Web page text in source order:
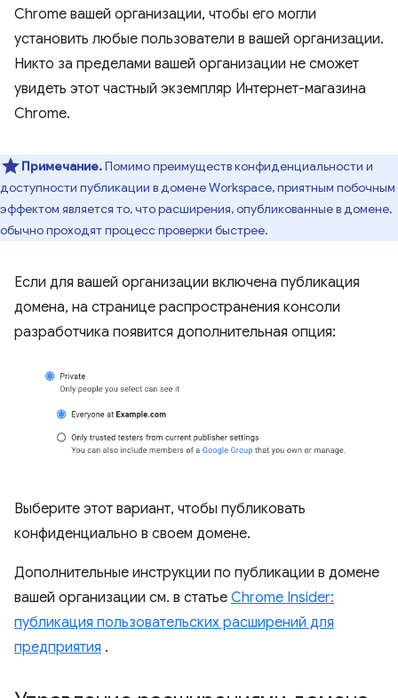
Chrome вашей организации, чтобы его могли
установить любые пользователи в вашей организации.
Никто за пределами вашей организации не сможет
увидеть этот частный экземпляр Интернет-магазина
Chrome.
Примечание.Помимо преимуществ конфиденциальности и
доступности публикации в домене Workspace, приятным побочным
эффектом является то, что расширения, опубликованные в домене,
обычно проходят процесс проверки быстрее.
Если для вашей организации включена публикация
домена, на странице распространения консоли
разработчика появится дополнительная опция:
Выберите этот вариант, чтобы публиковать
конфиденциально в своем домене.
Дополнительные инструкции по публикации в домене
вашей организации см. в статье Chrome Insider:
публикация пользовательских расширений для
предприятия .